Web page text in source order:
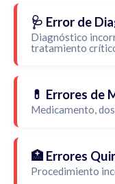
🩺 Error de
Diagnóstico
tratamiento
💊 Errores de
Medicamento,
🏥 Errores
Procedimiento